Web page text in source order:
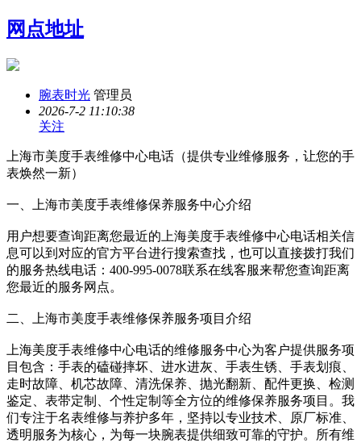
网点地址
腕表时光 管理员
2026-7-2 11:10:38
关注
上海市美度手表维修中心电话（提供专业维修服务，让您的手
表焕然一新）
一、上海市美度手表维修保养服务中心介绍
用户想要查询距离您最近的上海美度手表维修中心电话相关信
息可以到对应的官方平台进行搜索查找，也可以直接拨打我们
的服务热线电话：400-995-0078联系在线客服来帮您查询距离
您最近的服务网点。
二、上海市美度手表维修保养服务项目介绍
上海美度手表维修中心电话的维修服务中心为客户提供服务项
目包含：手表的磕碰摔坏、进水进灰、手表生锈、手表划痕、
走时故障、机芯故障、清洗保养、抛光翻新、配件更换、检测
鉴定、表带定制、个性定制等全方位的维修保养服务项目。我
们专注于名表维修与养护多年，坚持以专业技术、原厂标准、
透明服务为核心，为每一块腕表提供细致可靠的守护。所有维